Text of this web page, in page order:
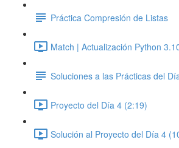
Práctica Compresión de Listas
Match | Actualización Python
Soluciones a las Prácticas del
Proyecto del Día 4 (2:19)
Solución al Proyecto del Día 4